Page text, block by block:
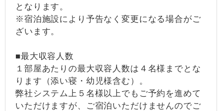
となります。
※宿泊施設により予告なく変更になる場合がご
ざいます。
■最大収容人数
１部屋あたりの最大収容人数は４名様までとな
ります（添い寝・幼児様含む）。
弊社システム上５名様以上でもご予約を進めて
いただけますが、ご宿泊いただけませんのでご